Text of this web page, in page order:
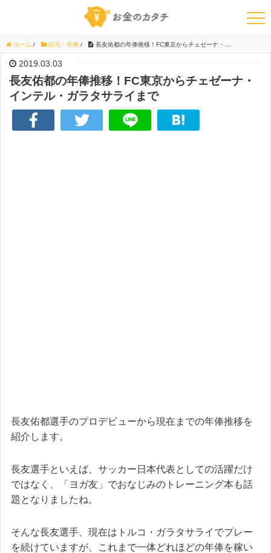
ホーム / 給与・年俸 / 長友佑都の年俸推移！FC東京からチェゼーナ・インテル・ガラタサライまで
2019.03.03
長友佑都の年俸推移！FC東京からチェゼーナ・
インテル・ガラタサライまで
長友佑都選手のプロデビューから現在までの年俸推移を
紹介します。
長友選手といえば、サッカー日本代表としての活躍だけ
ではなく、「ヨガ友」でおなじみのトレーニング本も話
題となりましたね。
そんな長友選手、現在はトルコ・ガラタサライでプレー
を続けていますが、これまで一体どれほどの年俸を稼い